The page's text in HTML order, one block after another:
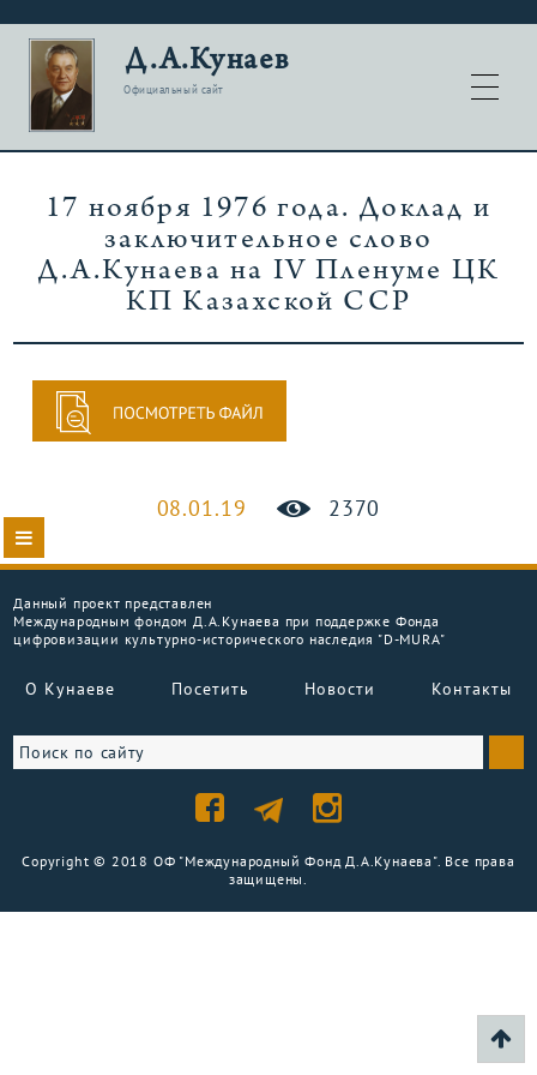
Д.А.Кунаев
Официальный сайт
17 ноября 1976 года. Доклад и
заключительное слово
Д.А.Кунаева на IV Пленуме ЦК
КП Казахской ССР
08.01.19 2370
Данный проект представлен
Международным фондом Д.А.Кунаева при поддержке Фонда
цифровизации культурно-исторического наследия "D-MURA"
О Кунаеве Посетить Новости Контакты
Copyright © 2018 ОФ "Международный Фонд Д.А.Кунаева". Все права
защищены.